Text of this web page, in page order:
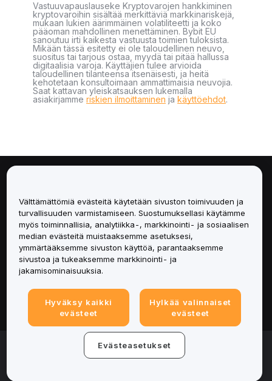
Vastuuvapauslauseke Kryptovarojen hankkiminen
kryptovaroihin sisältää merkittäviä markkinariskejä,
mukaan lukien äärimmäinen volatiliteetti ja koko
pääoman mahdollinen menettäminen. Bybit EU
sanoutuu irti kaikesta vastuusta toimien tuloksista.
Mikään tässä esitetty ei ole taloudellinen neuvo,
suositus tai tarjous ostaa, myydä tai pitää hallussa
digitaalisia varoja. Käyttäjien tulee arvioida
taloudellinen tilanteensa itsenäisesti, ja heitä
kehotetaan konsultoimaan ammattimaisia neuvojia.
Saat kattavan yleiskatsauksen lukemalla
asiakirjamme riskien ilmoittaminen ja käyttöehdot.
Palvelut
Tuki
Tuotteet
Lakiasiat
© 2025-2026 Bybit.eu. Kaikki oikeudet pidätetään.
Välttämättömiä evästeitä käytetään sivuston toimivuuden ja
turvallisuuden varmistamiseen. Suostumuksellasi käytämme
myös toiminnallisia, analytiikka-, markkinointi- ja sosiaalisen
median evästeitä muistaaksemme asetuksesi,
ymmärtääksemme sivuston käyttöä, parantaaksemme
sivustoa ja tukeaksemme markkinointi- ja
jakamisominaisuuksia.
Hyväksy kaikki
evästeet
Hylkää valinnaiset
evästeet
Evästeasetukset